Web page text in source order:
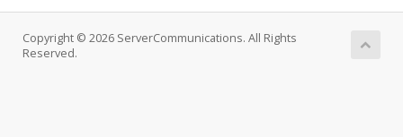
Copyright © 2026 ServerCommunications. All Rights
Reserved.